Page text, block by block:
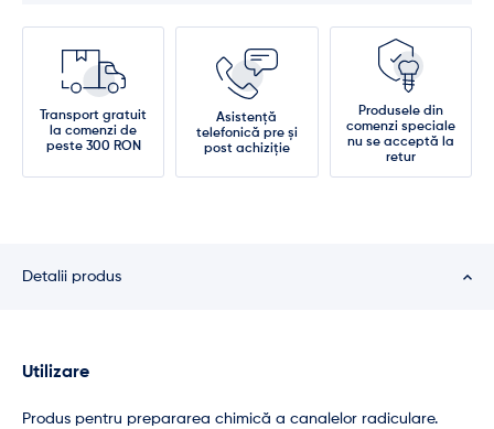
Transport gratuit
la comenzi de
peste 300 RON
Asistență
telefonică pre și
post achiziție
Produsele din
comenzi speciale
nu se acceptă la
retur
Detalii produs
Utilizare
Produs pentru prepararea chimică a canalelor radiculare.